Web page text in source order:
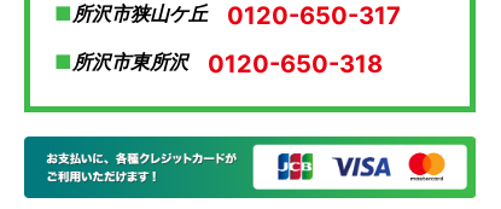
所沢市狭山ケ丘 0120-650-317
所沢市東所沢 0120-650-318